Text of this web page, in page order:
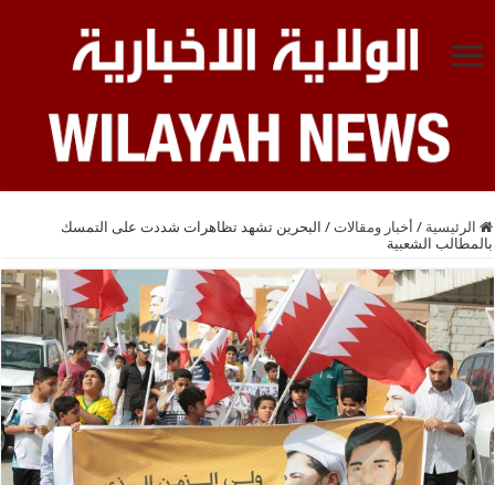
الرئيسية / أخبار ومقالات / البحرين تشهد تظاهرات شددت على التمسك
بالمطالب الشعبية